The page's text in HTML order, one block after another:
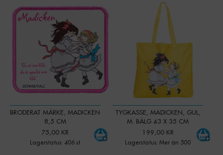
BRODERAT MÄRKE, MADICKEN
8,5 CM
75,00 KR
Lagerstatus: 406 st
Qty: +
-
TYGKASSE, MADICKEN, GUL,
M. BÄLG 43 X 35 CM
199,00 KR
Lagerstatus: Mer än 500
+